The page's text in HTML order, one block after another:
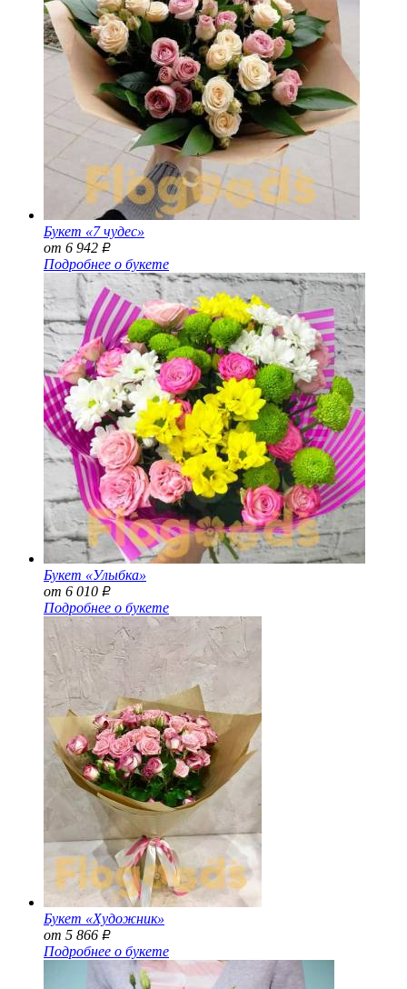
Букет «7 чудес»
от 6 942 Р
Подробнее о букете
Букет «Улыбка»
от 6 010 Р
Подробнее о букете
Букет «Художник»
от 5 866 Р
Подробнее о букете